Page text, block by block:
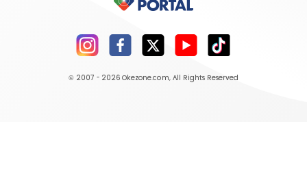
© 2007 - 2026 Okezone.com, All Rights Reserved